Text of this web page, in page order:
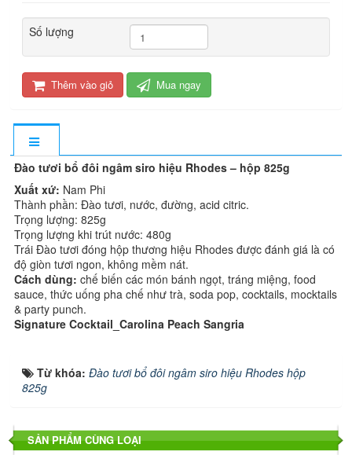
Số lượng
Thêm vào giỏ Mua ngay
Đào tươi bổ đôi ngâm siro hiệu Rhodes – hộp 825g
Xuất xứ: Nam Phi
Thành phần: Đào tươi, nước, đường, acid citric.
Trọng lượng: 825g
Trọng lượng khi trút nước: 480g
Trái Đào tươi đóng hộp thương hiệu Rhodes được đánh giá là có
độ giòn tươi ngon, không mềm nát.
Cách dùng: chế biến các món bánh ngọt, tráng miệng, food
sauce, thức uống pha chế như trà, soda pop, cocktails, mocktails
& party punch.
Signature Cocktail_Carolina Peach Sangria
Từ khóa: Đào tươi bổ đôi ngâm siro hiệu Rhodes hộp
825g
SẢN PHẨM CÙNG LOẠI